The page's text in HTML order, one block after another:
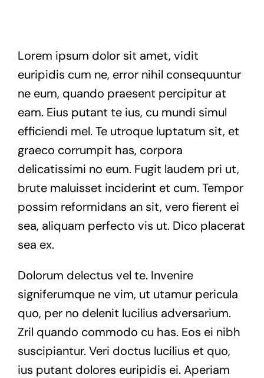
Membership
Live
Lorem ipsum dolor sit amet, vidit
euripidis cum ne, error nihil consequuntur
ne eum, quando praesent percipitur at
eam. Eius putant te ius, cu mundi simul
efficiendi mel. Te utroque luptatum sit, et
graeco corrumpit has, corpora
delicatissimi no eum. Fugit laudem pri ut,
brute maluisset inciderint et cum. Tempor
possim reformidans an sit, vero fierent ei
sea, aliquam perfecto vis ut. Dico placerat
sea ex.
Dolorum delectus vel te. Invenire
signiferumque ne vim, ut utamur pericula
quo, per no delenit lucilius adversarium.
Zril quando commodo cu has. Eos ei nibh
suscipiantur. Veri doctus lucilius et quo,
ius putant dolores euripidis ei. Aperiam